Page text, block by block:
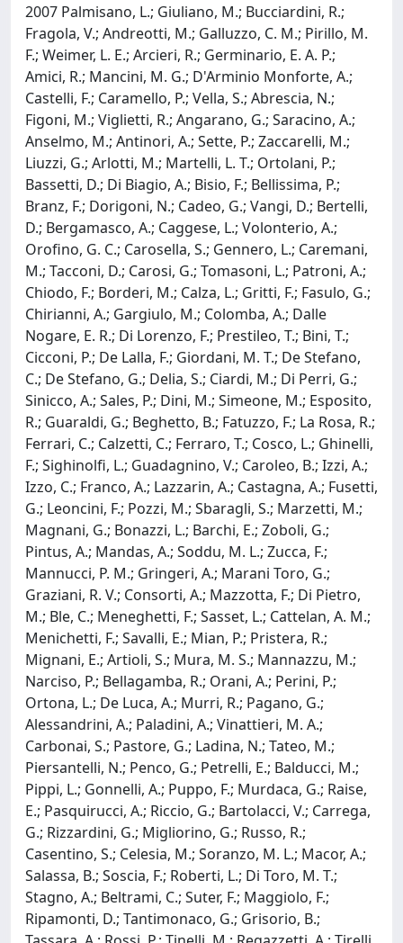
2007 Palmisano, L.; Giuliano, M.; Bucciardini, R.;
Fragola, V.; Andreotti, M.; Galluzzo, C. M.; Pirillo, M.
F.; Weimer, L. E.; Arcieri, R.; Germinario, E. A. P.;
Amici, R.; Mancini, M. G.; D'Arminio Monforte, A.;
Castelli, F.; Caramello, P.; Vella, S.; Abrescia, N.;
Figoni, M.; Viglietti, R.; Angarano, G.; Saracino, A.;
Anselmo, M.; Antinori, A.; Sette, P.; Zaccarelli, M.;
Liuzzi, G.; Arlotti, M.; Martelli, L. T.; Ortolani, P.;
Bassetti, D.; Di Biagio, A.; Bisio, F.; Bellissima, P.;
Branz, F.; Dorigoni, N.; Cadeo, G.; Vangi, D.; Bertelli,
D.; Bergamasco, A.; Caggese, L.; Volonterio, A.;
Orofino, G. C.; Carosella, S.; Gennero, L.; Caremani,
M.; Tacconi, D.; Carosi, G.; Tomasoni, L.; Patroni, A.;
Chiodo, F.; Borderi, M.; Calza, L.; Gritti, F.; Fasulo, G.;
Chirianni, A.; Gargiulo, M.; Colomba, A.; Dalle
Nogare, E. R.; Di Lorenzo, F.; Prestileo, T.; Bini, T.;
Cicconi, P.; De Lalla, F.; Giordani, M. T.; De Stefano,
C.; De Stefano, G.; Delia, S.; Ciardi, M.; Di Perri, G.;
Sinicco, A.; Sales, P.; Dini, M.; Simeone, M.; Esposito,
R.; Guaraldi, G.; Beghetto, B.; Fatuzzo, F.; La Rosa, R.;
Ferrari, C.; Calzetti, C.; Ferraro, T.; Cosco, L.; Ghinelli,
F.; Sighinolfi, L.; Guadagnino, V.; Caroleo, B.; Izzi, A.;
Izzo, C.; Franco, A.; Lazzarin, A.; Castagna, A.; Fusetti,
G.; Leoncini, F.; Pozzi, M.; Sbaragli, S.; Marzetti, M.;
Magnani, G.; Bonazzi, L.; Barchi, E.; Zoboli, G.;
Pintus, A.; Mandas, A.; Soddu, M. L.; Zucca, F.;
Mannucci, P. M.; Gringeri, A.; Marani Toro, G.;
Graziani, R. V.; Consorti, A.; Mazzotta, F.; Di Pietro,
M.; Ble, C.; Meneghetti, F.; Sasset, L.; Cattelan, A. M.;
Menichetti, F.; Savalli, E.; Mian, P.; Pristera, R.;
Mignani, E.; Artioli, S.; Mura, M. S.; Mannazzu, M.;
Narciso, P.; Bellagamba, R.; Orani, A.; Perini, P.;
Ortona, L.; De Luca, A.; Murri, R.; Pagano, G.;
Alessandrini, A.; Paladini, A.; Vinattieri, M. A.;
Carbonai, S.; Pastore, G.; Ladina, N.; Tateo, M.;
Piersantelli, N.; Penco, G.; Petrelli, E.; Balducci, M.;
Pippi, L.; Gonnelli, A.; Puppo, F.; Murdaca, G.; Raise,
E.; Pasquirucci, A.; Riccio, G.; Bartolacci, V.; Carrega,
G.; Rizzardini, G.; Migliorino, G.; Russo, R.;
Casentino, S.; Celesia, M.; Soranzo, M. L.; Macor, A.;
Salassa, B.; Soscia, F.; Roberti, L.; Di Toro, M. T.;
Stagno, A.; Beltrami, C.; Suter, F.; Maggiolo, F.;
Ripamonti, D.; Tantimonaco, G.; Grisorio, B.;